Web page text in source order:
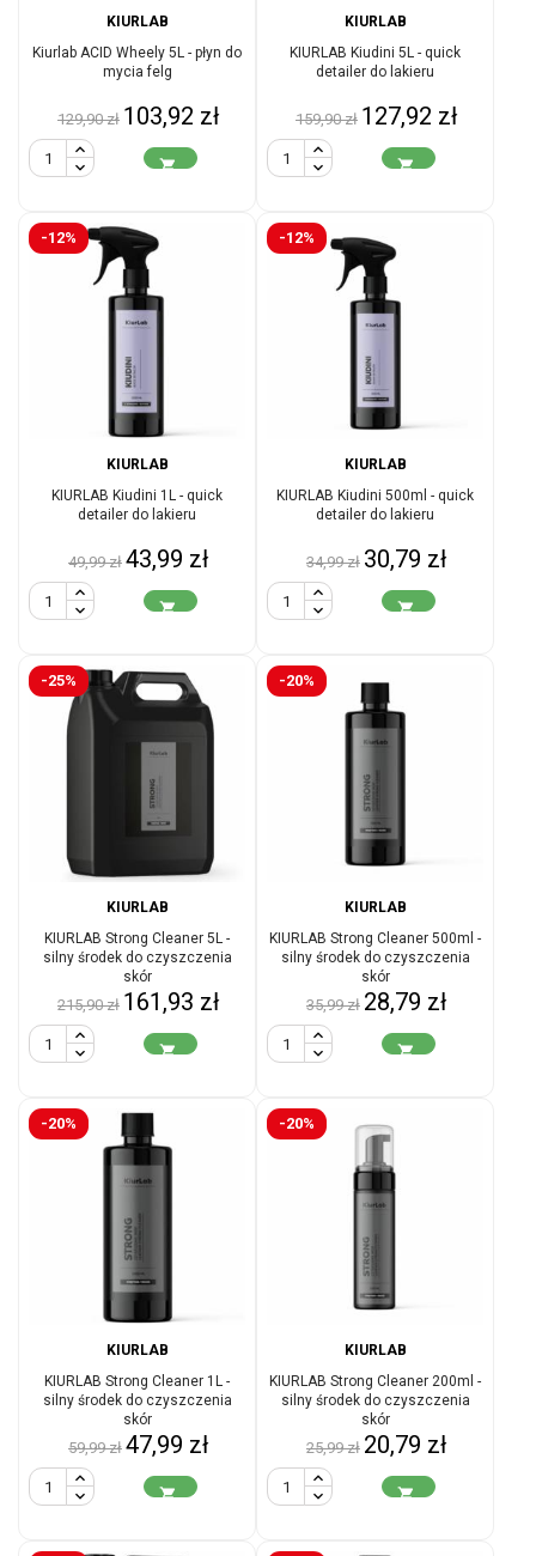
KIURLAB
Kiurlab ACID Wheely 5L - płyn do
mycia felg
Cena
podstawowa
129,90 zł Cena
103,92 zł

KIURLAB
KIURLAB Kiudini 5L - quick
detailer do lakieru
Cena
podstawowa
159,90 zł Cena
127,92 zł

-12%
KIURLAB
KIURLAB Kiudini 1L - quick
detailer do lakieru
Cena
podstawowa
49,99 zł Cena
43,99 zł

-12%
KIURLAB
KIURLAB Kiudini 500ml - quick
detailer do lakieru
Cena
podstawowa
34,99 zł Cena
30,79 zł

-25%
KIURLAB
KIURLAB Strong Cleaner 5L -
silny środek do czyszczenia
skór
Cena
podstawowa
215,90 zł Cena
161,93 zł

-20%
KIURLAB
KIURLAB Strong Cleaner 500ml -
silny środek do czyszczenia
skór
Cena
podstawowa
35,99 zł Cena
28,79 zł

-20%
KIURLAB
KIURLAB Strong Cleaner 1L -
silny środek do czyszczenia
skór
Cena
podstawowa
59,99 zł Cena
47,99 zł

-20%
KIURLAB
KIURLAB Strong Cleaner 200ml -
silny środek do czyszczenia
skór
Cena
podstawowa
25,99 zł Cena
20,79 zł
